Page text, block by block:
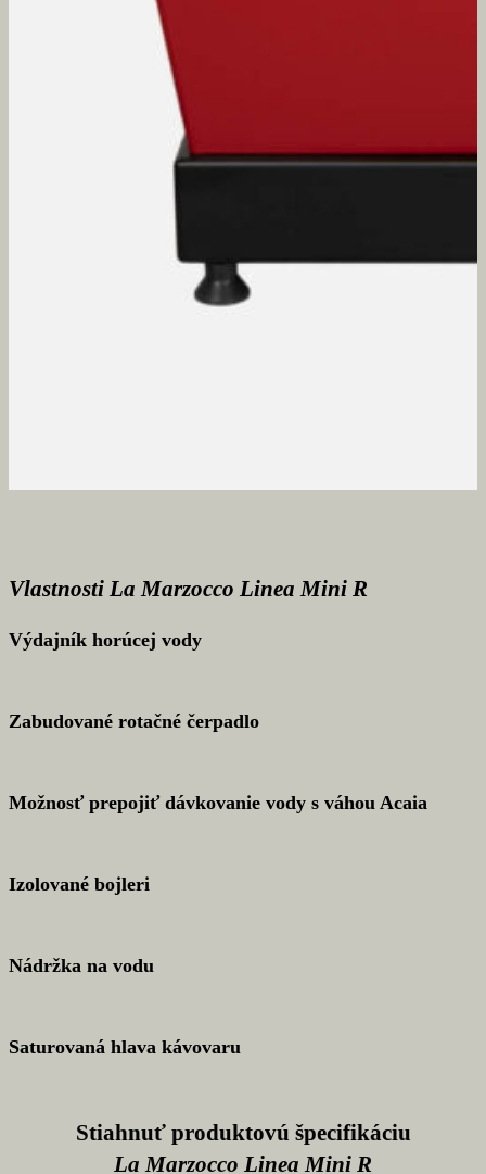
Vlastnosti La Marzocco Linea Mini R
Výdajník horúcej vody
Zabudované rotačné čerpadlo
Možnosť prepojiť dávkovanie vody s váhou Acaia
Izolované bojleri
Nádržka na vodu
Saturovaná hlava kávovaru
Stiahnuť produktovú špecifikáciu
La Marzocco Linea Mini R